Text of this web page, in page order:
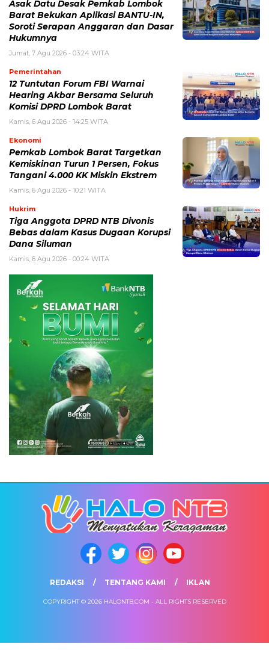
Asak Datu Desak Pemkab Lombok
Barat Bekukan Aplikasi BANTU-IN,
Soroti Serapan Anggaran dan Dasar
Hukumnya
Jumat, 7 Agu 2026 - 03:24 WITA
Pemerintahan
12 Tuntutan Forum FBI Warnai
Hearing Akbar Bersama Seluruh
Komisi DPRD Lombok Barat
Kamis, 6 Agu 2026 - 14:25 WITA
Ekonomi
Pemkab Lombok Barat Targetkan
Kemiskinan Turun 1 Persen, Fokus
Tangani 4.000 KK Miskin Ekstrem
Kamis, 6 Agu 2026 - 10:21 WITA
Hukrim
Tiga Anggota DPRD NTB Divonis
Bebas dalam Kasus Dugaan Korupsi
Dana Siluman
Kamis, 6 Agu 2026 - 00:24 WITA
REDAKSI TENTANG KAMI IKLAN
COPYRIGHT © 2026 HALONTB.COM - ALL RIGHTS RESERVED